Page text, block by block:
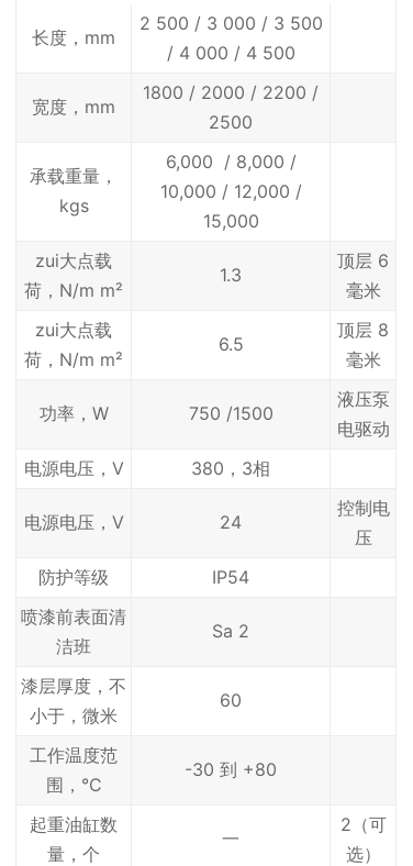
长度，mm
2 500 / 3 000 / 3 500
/ 4 000 / 4 500
宽度，mm
1800 / 2000 / 2200 /
2500
承载重量，
kgs
6,000 / 8,000 /
10,000 / 12,000 /
15,000
zui大点载
荷，N/m m²
1.3
顶层 6
毫米
zui大点载
荷，N/m m²
6.5
顶层 8
毫米
功率，W 750 /1500
液压泵
电驱动
电源电压，V
380，3相
电源电压，V 24
控制电
压
防护等级
IP54
喷漆前表面清
洁班
Sa 2
漆层厚度，不
小于，微米
60
工作温度范
围，°С
-30 到 +80
起重油缸数
量，个
一
2（可
选）